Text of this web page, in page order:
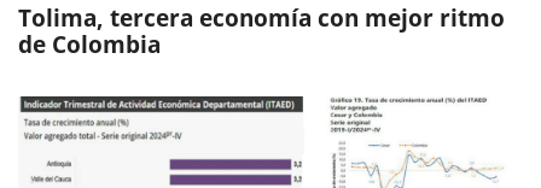
Tolima, tercera economía con mejor ritmo
de Colombia